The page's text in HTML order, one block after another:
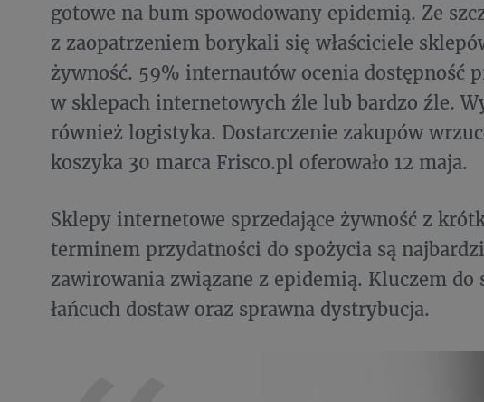
gotowe na bum spowodowany epidemią. Ze
z zaopatrzeniem borykali się właściciele
żywność. 59% internautów ocenia dostępność
w sklepach internetowych źle lub bardzo źle.
również logistyka. Dostarczenie zakupów
koszyka 30 marca Frisco.pl oferowało 12 maja.
Sklepy internetowe sprzedające żywność z
terminem przydatności do spożycia są
zawirowania związane z epidemią. Kluczem do
łańcuch dostaw oraz sprawna dystrybucja.